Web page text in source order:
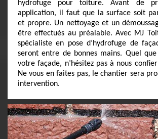
hydrofuge pour toiture. Avant de
application, il faut que la surface soit
et propre. Un nettoyage et un
être effectués au préalable. Avec MJ
spécialiste en pose d’hydrofuge de
seront entre de bonnes mains. Quel
votre façade, n’hésitez pas à nous
Ne vous en faites pas, le chantier sera
intervention.